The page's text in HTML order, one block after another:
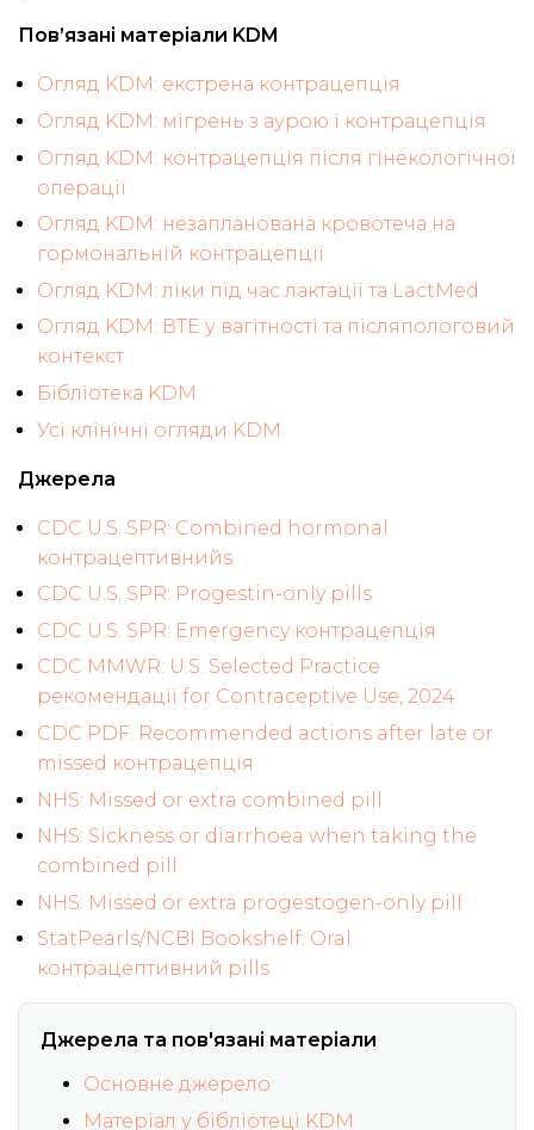
Пов’язані матеріали KDM
Огляд KDM: екстрена контрацепція
Огляд KDM: мігрень з аурою і контрацепція
Огляд KDM: контрацепція після гінекологічної
операції
Огляд KDM: незапланована кровотеча на
гормональній контрацепції
Огляд KDM: ліки під час лактації та LactMed
Огляд KDM: ВТЕ у вагітності та післяпологовий
контекст
Бібліотека KDM
Усі клінічні огляди KDM
Джерела
CDC U.S. SPR: Combined hormonal
контрацептивнийs
CDC U.S. SPR: Progestin-only pills
CDC U.S. SPR: Emergency контрацепція
CDC MMWR: U.S. Selected Practice
рекомендації for Contraceptive Use, 2024
CDC PDF: Recommended actions after late or
missed контрацепція
NHS: Missed or extra combined pill
NHS: Sickness or diarrhoea when taking the
combined pill
NHS: Missed or extra progestogen-only pill
StatPearls/NCBI Bookshelf: Oral
контрацептивний pills
Джерела та пов'язані матеріали
Основне джерело
Матеріал у бібліотеці KDM